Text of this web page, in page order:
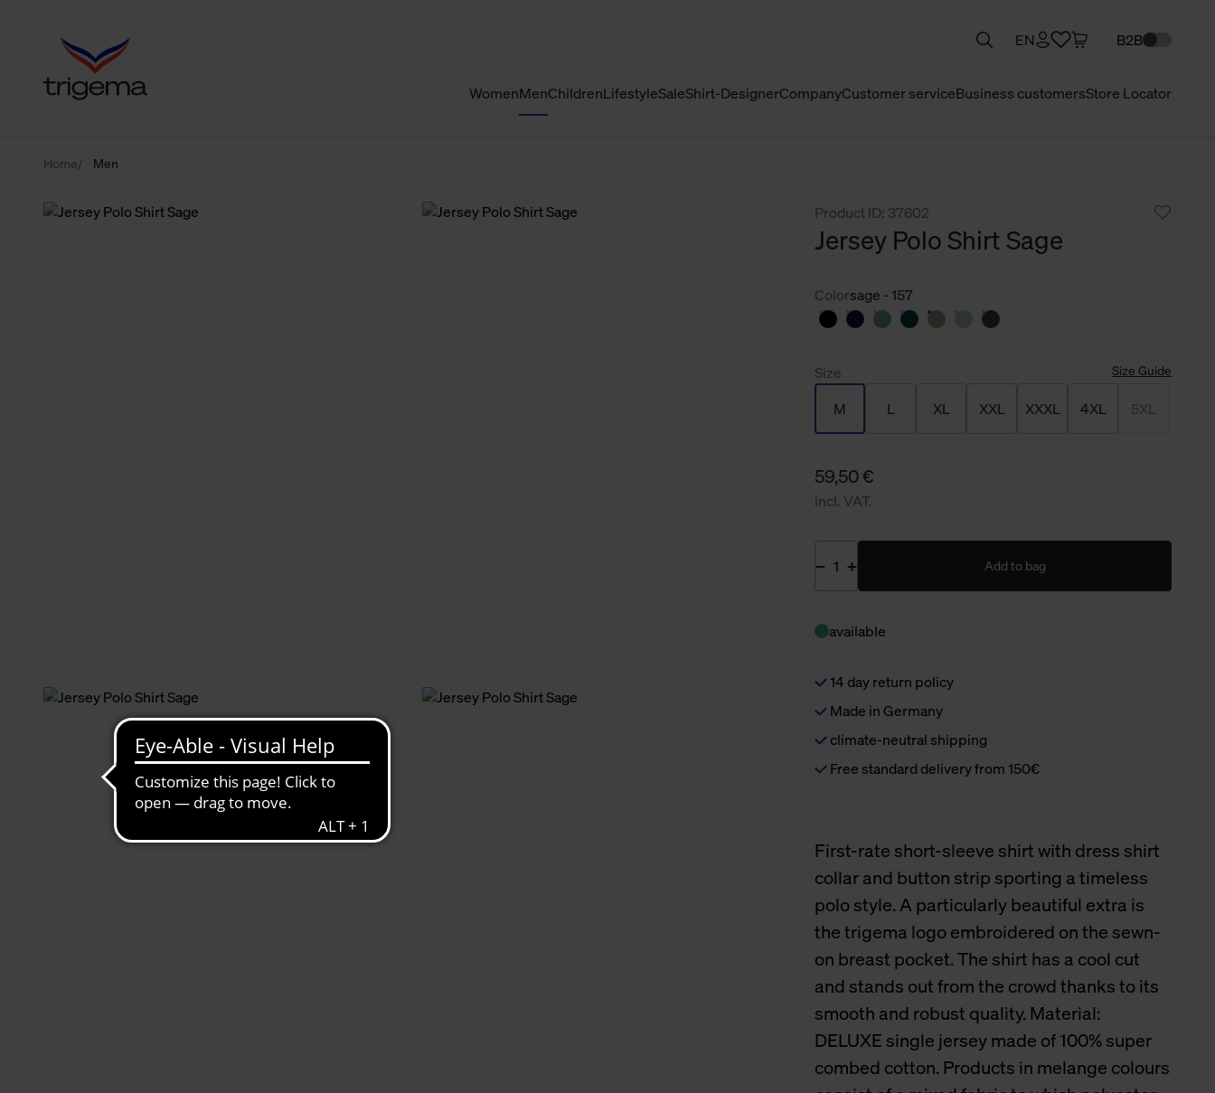
WomenMenChildrenLifestyleSaleShirt-DesignerCompanyCustomer serviceBusiness customersStore Locator
EN B2B
Home Men
Product ID: 37602
Jersey Polo Shirt Sage
Colorsage - 157
Size Size Guide
M L XL XXL XXXL 4XL 5XL
59,50 €
incl. VAT.
Add to bag
available
14 day return policy
Made in Germany
climate-neutral shipping
Free standard delivery from 150€
First-rate short-sleeve shirt with dress shirt
collar and button strip sporting a timeless
polo style. A particularly beautiful extra is
the trigema logo embroidered on the sewn-
on breast pocket. The shirt has a cool cut
and stands out from the crowd thanks to its
smooth and robust quality. Material:
DELUXE single jersey made of 100% super
combed cotton. Products in melange colours